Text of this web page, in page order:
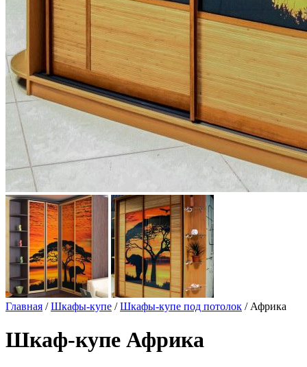
Главная /Шкафы-купе /Шкафы-купе под потолок / Африка
Шкаф-купе Африка